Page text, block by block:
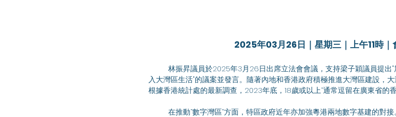
2025年03月26日｜星期三｜上午11時｜
入大灣區生活"的議案並發言。隨著內地和香港政府積極推進大灣區建設，大
根據香港統計處的最新調查，2023年底，18歲或以上“通常逗留在廣東省的香